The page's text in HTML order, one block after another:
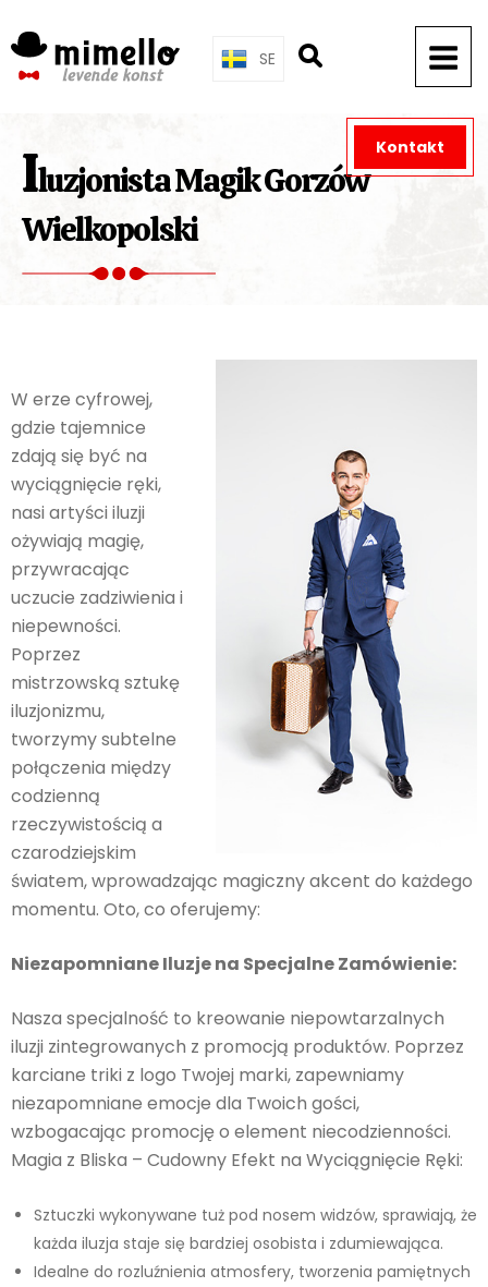
to
content
SE
Iluzjonista Magik Gorzów
Wielkopolski
W erze cyfrowej,
gdzie tajemnice
zdają się być na
wyciągnięcie ręki,
nasi artyści iluzji
ożywiają magię,
przywracając
uczucie zadziwienia i
niepewności.
Poprzez
mistrzowską sztukę
iluzjonizmu,
tworzymy subtelne
połączenia między
codzienną
rzeczywistością a
czarodziejskim
światem, wprowadzając magiczny akcent do każdego
momentu. Oto, co oferujemy:
Niezapomniane Iluzje na Specjalne Zamówienie:
Nasza specjalność to kreowanie niepowtarzalnych
iluzji zintegrowanych z promocją produktów. Poprzez
karciane triki z logo Twojej marki, zapewniamy
niezapomniane emocje dla Twoich gości,
wzbogacając promocję o element niecodzienności.
Magia z Bliska – Cudowny Efekt na Wyciągnięcie Ręki:
Sztuczki wykonywane tuż pod nosem widzów, sprawiają, że
każda iluzja staje się bardziej osobista i zdumiewająca.
Idealne do rozluźnienia atmosfery, tworzenia pamiętnych
Kontakt